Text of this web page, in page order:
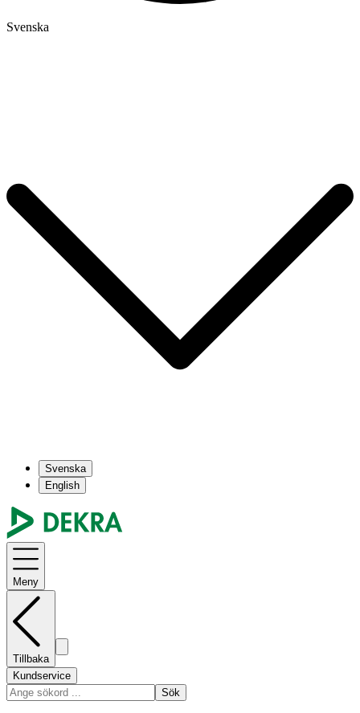
Svenska
Svenska
English
Meny
Tillbaka
Kundservice
Sök